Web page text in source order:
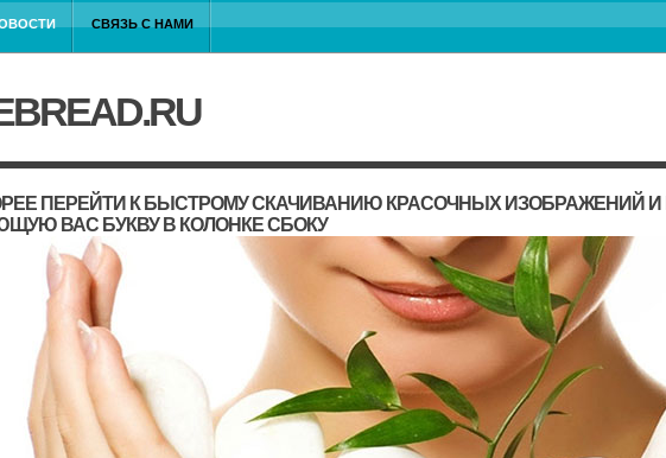
СВЯЗЬ С НАМИ
ПЕРЕЙТИ К БЫСТРОМУ СКАЧИВАНИЮ КРАСОЧНЫХ ИЗОБРАЖЕНИЙ И
ВАС БУКВУ В КОЛОНКЕ СБОКУ